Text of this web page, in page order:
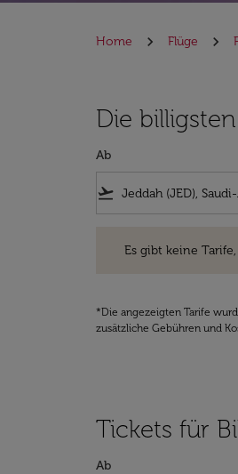
Home Flüge
Die
Ab
flight_takeoff
Es gibt keine
*Die angezeigten Tarife
zusätzliche Gebühren und
Tickets für
Ab